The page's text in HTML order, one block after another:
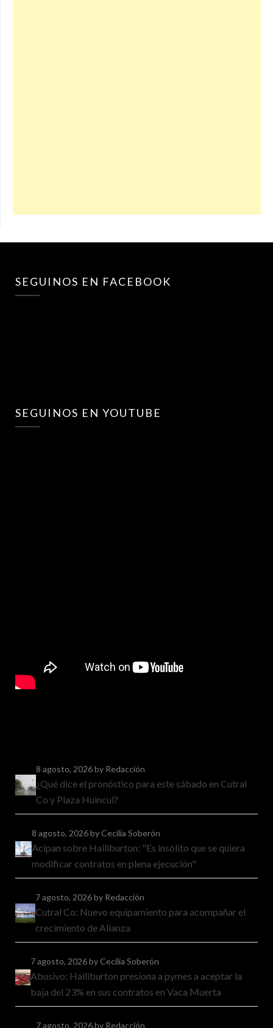
SEGUINOS EN FACEBOOK
SEGUINOS EN YOUTUBE
8 agosto, 2026by Redacción
¿Qué dice el pronóstico para este sábado en Cutral
Co y Plaza Huincul?
8 agosto, 2026by Cecilia Soberón
Acipan sobre Halliburton: "Es insólito que se quiera
modificar contratos en plena ejecución"
7 agosto, 2026by Redacción
Cutral Co: Nuevo equipamiento para acompañar el
crecimiento de Alianza
7 agosto, 2026by Cecilia Soberón
Abusivo: Halliburton presiona a pymes a aceptar la
baja del 23% en sus contratos en Vaca Muerta
7 agosto, 2026by Redacción